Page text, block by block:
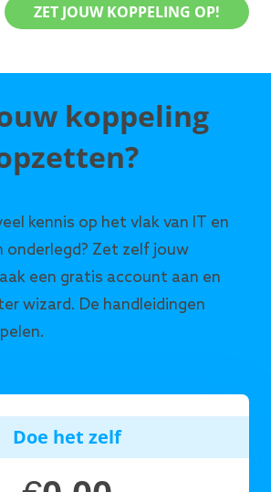
ZET JOUW KOPPELING OP!
koppeling
kennis op het vlak van IT en
onderlegd? Zet zelf jouw
een gratis account aan en
wizard. De handleidingen
Doe het zelf